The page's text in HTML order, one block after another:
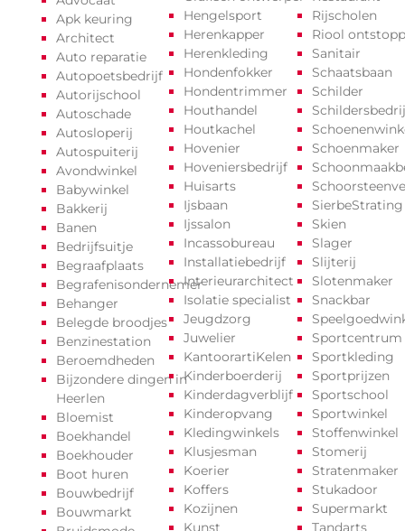
Apk keuring
Architect
Auto reparatie
Autopoetsbedrijf
Autorijschool
Autoschade
Autosloperij
Autospuiterij
Avondwinkel
Babywinkel
Bakkerij
Banen
Bedrijfsuitje
Begraafplaats
Begrafenisondernemer
Behanger
Belegde broodjes
Benzinestation
Beroemdheden
Bijzondere dingen in
Heerlen
Bloemist
Boekhandel
Boekhouder
Boot huren
Bouwbedrijf
Bouwmarkt
Hengelsport
Herenkapper
Herenkleding
Hondenfokker
Hondentrimmer
Houthandel
Houtkachel
Hovenier
Hoveniersbedrijf
Huisarts
Ijsbaan
Ijssalon
Incassobureau
Installatiebedrijf
Interieurarchitect
Isolatie specialist
Jeugdzorg
Juwelier
KantoorartiKelen
Kinderboerderij
Kinderdagverblijf
Kinderopvang
Kledingwinkels
Klusjesman
Koerier
Koffers
Kozijnen
Kunst
Rijscholen
Riool
Sanitair
Schaatsbaan
Schilder
Schoenmaker
SierbeStrating
Skien
Slager
Slijterij
Slotenmaker
Snackbar
Sportcentrum
Sportkleding
Sportprijzen
Sportschool
Sportwinkel
Stoffenwinkel
Stomerij
Stratenmaker
Stukadoor
Supermarkt
Tandarts